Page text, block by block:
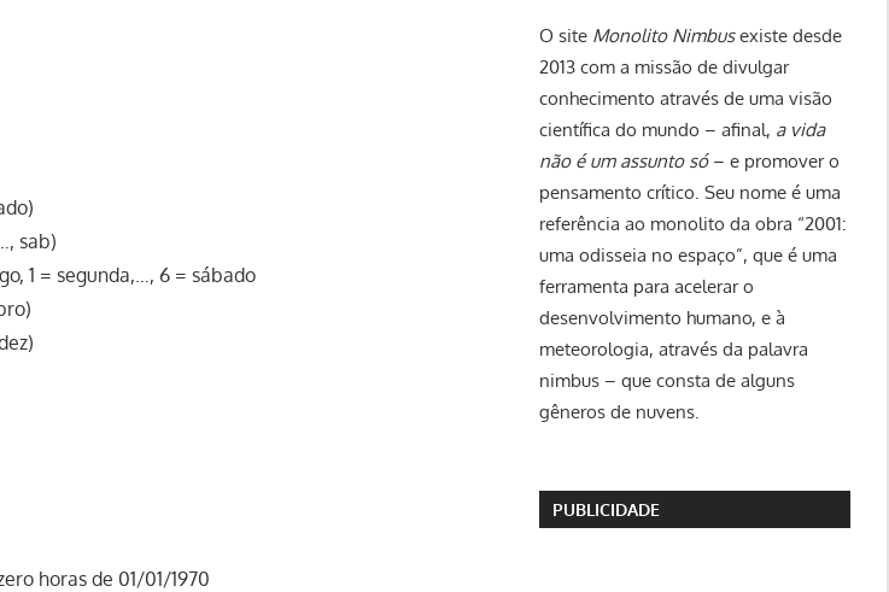
sab)
1 = segunda,…, 6 = sábado
horas de 01/01/1970
O site Monolito Nimbusexiste desde
2013 com a missão de divulgar
conhecimento através de uma visão
científica do mundo – afinal, a vida
não é um assunto só– e promover o
pensamento crítico. Seu nome é uma
referência ao monolito da obra “2001:
uma odisseia no espaço”, que é uma
ferramenta para acelerar o
desenvolvimento humano, e à
meteorologia, através da palavra
nimbus – que consta de alguns
gêneros de nuvens.
PUBLICIDADE